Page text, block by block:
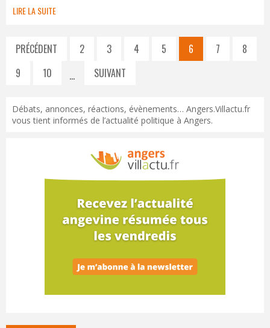
LIRE LA SUITE
PRÉCÉDENT 2 3 4 5 6 7
8
9
10 … SUIVANT
Débats, annonces, réactions, évènements… Angers.Villactu.fr
vous tient informés de l’actualité politique à Angers.